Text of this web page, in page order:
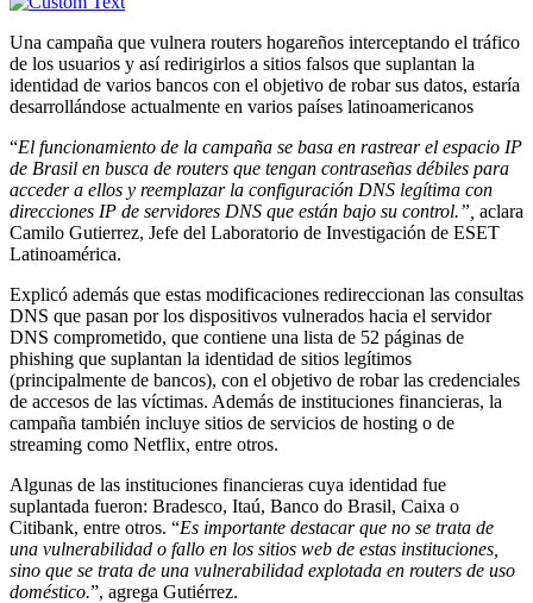
Una campaña que vulnera routers hogareños interceptando el tráfico
de los usuarios y así redirigirlos a sitios falsos que suplantan la
identidad de varios bancos con el objetivo de robar sus datos, estaría
desarrollándose actualmente en varios países latinoamericanos
“El funcionamiento de la campaña se basa en rastrear el espacio IP
de Brasil en busca de routers que tengan contraseñas débiles para
acceder a ellos y reemplazar la configuración DNS legítima con
direcciones IP de servidores DNS que están bajo su control.”, aclara
Camilo Gutierrez, Jefe del Laboratorio de Investigación de ESET
Latinoamérica.
Explicó además que estas modificaciones redireccionan las consultas
DNS que pasan por los dispositivos vulnerados hacia el servidor
DNS comprometido, que contiene una lista de 52 páginas de
phishing que suplantan la identidad de sitios legítimos
(principalmente de bancos), con el objetivo de robar las credenciales
de accesos de las víctimas. Además de instituciones financieras, la
campaña también incluye sitios de servicios de hosting o de
streaming como Netflix, entre otros.
Algunas de las instituciones financieras cuya identidad fue
suplantada fueron: Bradesco, Itaú, Banco do Brasil, Caixa o
Citibank, entre otros. “Es importante destacar que no se trata de
una vulnerabilidad o fallo en los sitios web de estas instituciones,
sino que se trata de una vulnerabilidad explotada en routers de uso
doméstico.”, agrega Gutiérrez.